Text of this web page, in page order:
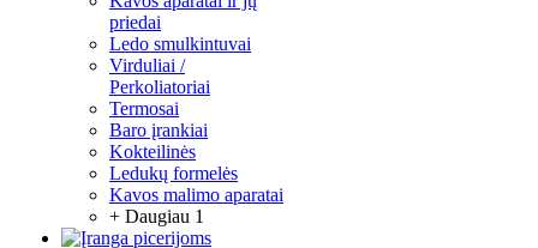
priedai
Ledo smulkintuvai
Virduliai /
Perkoliatoriai
Termosai
Baro įrankiai
Kokteilinės
Ledukų formelės
Kavos malimo aparatai
+ Daugiau 1